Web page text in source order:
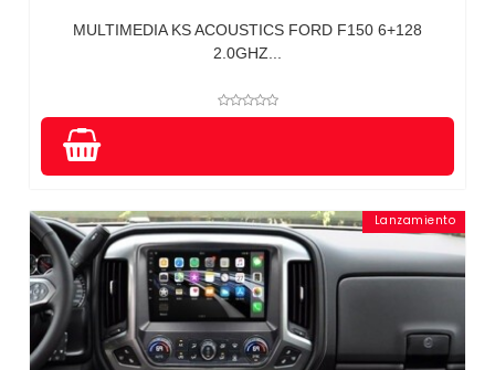
MULTIMEDIA KS ACOUSTICS FORD F150 6+128
2.0GHZ...
Lanzamiento